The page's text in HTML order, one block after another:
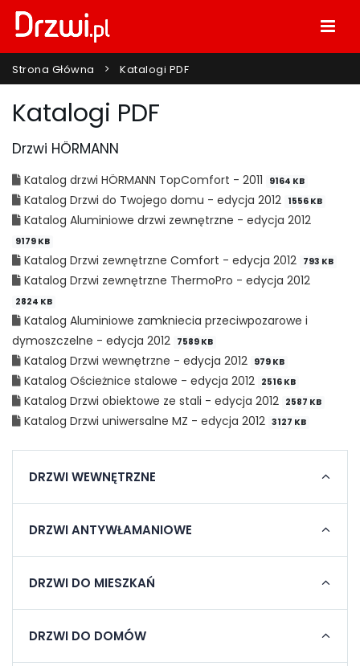
Strona Główna Katalogi PDF
Katalogi PDF
Drzwi HÖRMANN
Katalog drzwi HÖRMANN TopComfort - 2011 9164 KB
Katalog Drzwi do Twojego domu - edycja 2012 1556 KB
Katalog Aluminiowe drzwi zewnętrzne - edycja 2012
9179 KB
Katalog Drzwi zewnętrzne Comfort - edycja 2012 793 KB
Katalog Drzwi zewnętrzne ThermoPro - edycja 2012
2824 KB
Katalog Aluminiowe zamkniecia przeciwpozarowe i
dymoszczelne - edycja 2012 7589 KB
Katalog Drzwi wewnętrzne - edycja 2012 979 KB
Katalog Ościeżnice stalowe - edycja 2012 2516 KB
Katalog Drzwi obiektowe ze stali - edycja 2012 2587 KB
Katalog Drzwi uniwersalne MZ - edycja 2012 3127 KB
DRZWI WEWNĘTRZNE
DRZWI ANTYWŁAMANIOWE
DRZWI DO MIESZKAŃ
DRZWI DO DOMÓW